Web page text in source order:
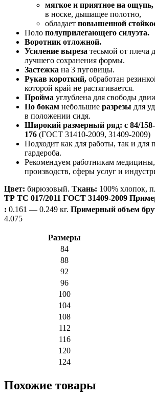
мягкое и приятное на ощупь,
в носке, дышащее полотно,
обладает повышенной
Поло полуприлегающего силуэта.
Воротник отложной.
Усиление выреза тесьмой от плеча
лучшего сохранения формы.
Застежка на 3 пуговицы.
Рукав короткий, обработан
которой край не растягивается.
Пройма углублена для свободы
По бокам небольшие разрезы для
в положении сидя.
Широкий размерный ряд: с 84/158-
176 (ГОСТ 31410-2009, 31409-2009)
Подходит как для работы, так и для
гардероба.
Рекомендуем работникам
производств, сферы услуг и
Цвет: бирюзовый. Ткань: 100% хлопок,
ТР ТС 017/2011 ГОСТ 31409-2009
: 0.161 — 0.249 кг. Примерный объем
4.075
Размеры
84
88
92
96
100
104
108
112
116
120
124
Похожие товары